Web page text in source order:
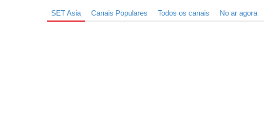
SET Asia Canais Populares Todos os canais No ar agora